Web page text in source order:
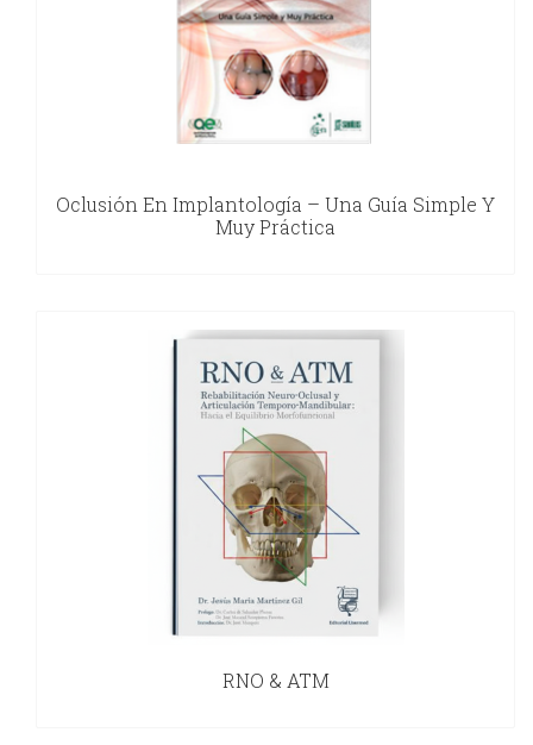
Oclusión En Implantología – Una Guía Simple Y
Muy Práctica
RNO & ATM